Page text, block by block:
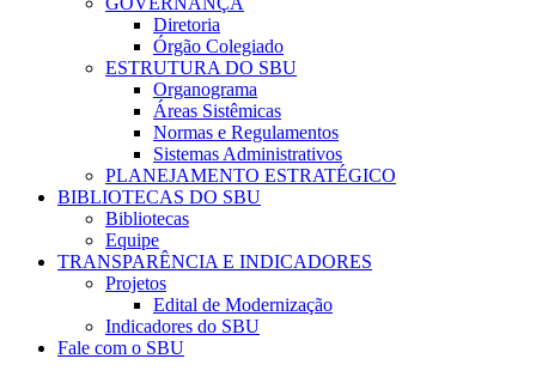
Diretoria
Órgão Colegiado
ESTRUTURA DO SBU
Organograma
Áreas Sistêmicas
Normas e Regulamentos
Sistemas Administrativos
PLANEJAMENTO ESTRATÉGICO
BIBLIOTECAS DO SBU
Bibliotecas
Equipe
TRANSPARÊNCIA E INDICADORES
Projetos
Edital de Modernização
Indicadores do SBU
Fale com o SBU